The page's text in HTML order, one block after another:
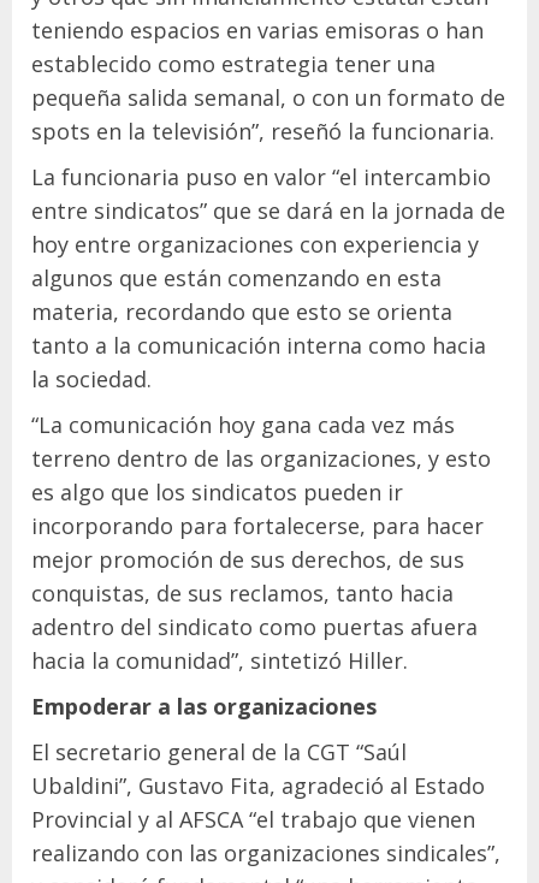
teniendo espacios en varias emisoras o han
establecido como estrategia tener una
pequeña salida semanal, o con un formato de
spots en la televisión”, reseñó la funcionaria.
La funcionaria puso en valor “el intercambio
entre sindicatos” que se dará en la jornada de
hoy entre organizaciones con experiencia y
algunos que están comenzando en esta
materia, recordando que esto se orienta
tanto a la comunicación interna como hacia
la sociedad.
“La comunicación hoy gana cada vez más
terreno dentro de las organizaciones, y esto
es algo que los sindicatos pueden ir
incorporando para fortalecerse, para hacer
mejor promoción de sus derechos, de sus
conquistas, de sus reclamos, tanto hacia
adentro del sindicato como puertas afuera
hacia la comunidad”, sintetizó Hiller.
Empoderar a las organizaciones
El secretario general de la CGT “Saúl
Ubaldini”, Gustavo Fita, agradeció al Estado
Provincial y al AFSCA “el trabajo que vienen
realizando con las organizaciones sindicales”,